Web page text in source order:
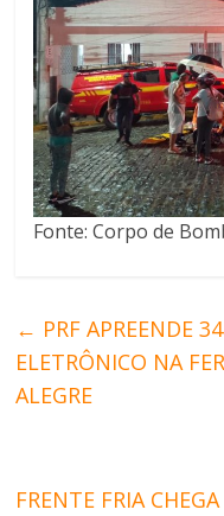
Fonte: Corpo de
← PRF APREENDE
ELETRÔNICO NA
ALEGRE
FRENTE FRIA